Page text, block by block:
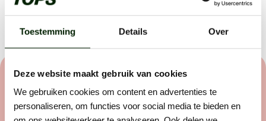
Toestemming Details Over
Deze website maakt gebruik van cookies
We gebruiken cookies om content en advertenties te
personaliseren, om functies voor social media te bieden en
Het sollicitatieproces
Wij helpen buitenwerkers om de beste in hun vakgebied